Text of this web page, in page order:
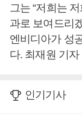
그는 “저희는
과로 보여드리
엔비디아가 성
다. 최재원 기자
인기기사